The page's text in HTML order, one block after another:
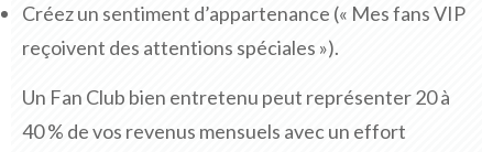
Créez un sentiment d’appartenance (« Mes fans VIP
reçoivent des attentions spéciales »).
Un Fan Club bien entretenu peut représenter 20 à
40 % de vos revenus mensuels avec un effort